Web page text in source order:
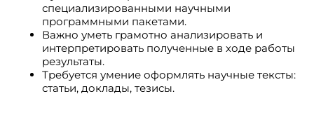
специализированными научными
программными пакетами.
Важно уметь грамотно анализировать и
интерпретировать полученные в ходе работы
результаты.
Требуется умение оформлять научные тексты:
статьи, доклады, тезисы.